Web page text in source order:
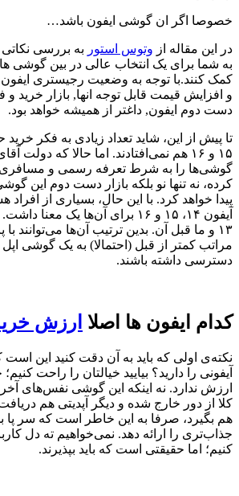
خصوصا اگر ان گوشی ایفون باشد…
در این مقاله از وتوس استور به بررسی نکاتی
به شما برای یک انتخاب عالی در بین گوشی
و افزایش قیمت قابل توجه انها, بازار خرید
دست دوم ایفون, داغتر از همیشه خواهد بود.
تا پیش از این، شاید تعداد زیادی به فکر
۱۵ و ۱۶ هم نمی‌افتادند. اما حالا که دولت
کرده، نه تنها نو بلکه بازار دست دوم این
پیدا خواهد کرد. با این حال، بسیاری از
آیفون ۱۴، ۱۵ و ۱۶ برای آن‌ها یک
۱۳ و ما قبل آن. بدین ترتیب آن‌ها می‌توانند
مراتب کمتر از قبل (احتمالا) به یک گوشی
دسترسی داشته باشند.
کدام ایفون ها اصلا ارزش
نکته‌ی اولی که باید به آن دقت کنید این
آیفونی را دارید؟ بیایید خیالتان را راحت کنیم؛
ارزش ندارد. نه اینکه این گوشی نفس‌های
کلا از دور خارج شده و دیگر آپدیتی هم
هم بگیرد، صرفا به این خاطر است که سر پا
کنیم؛ اما حقیقتی است که باید بپذیرند.